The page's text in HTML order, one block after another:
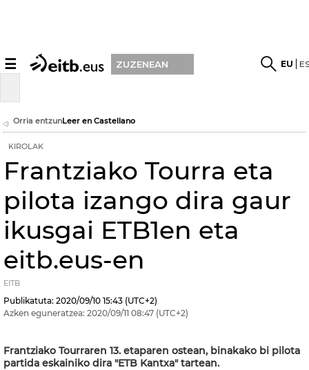
☰ ZUZENEAN EU
Orria entzunLeer en Castellano
KIROLAK
Frantziako Tourra eta
pilota izango dira gaur
ikusgai ETB1en eta
eitb.eus-en
EITB
Publikatuta: 2020/09/10 15:43 (UTC+2)
Azken eguneratzea: 2020/09/11 08:47 (UTC+2)
Frantziako Tourraren 13. etaparen ostean, binakako bi pilota
partida eskainiko dira "ETB Kantxa" tartean.